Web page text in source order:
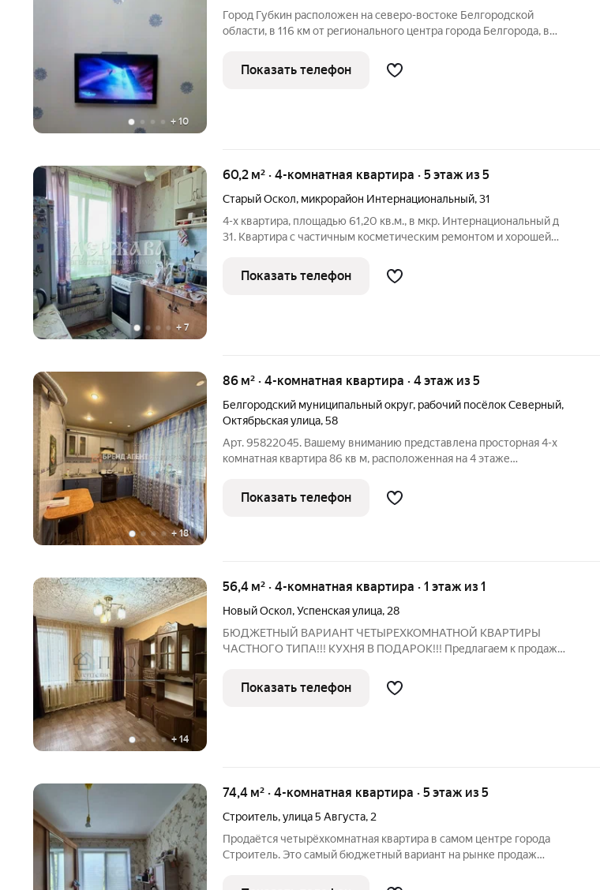
+ 10
Город Губкин расположен на северо-востоке Белгородской
области, в 116 км от регионального центра города Белгорода, в
географическое положение позволяет добраться до
вышеуказанных пунктов около 2
Показать телефон
+ 7
60,2 м² · 4-комнатная квартира · 5 этаж из 5
Старый Оскол, микрорайон Интернациональный,31
4-х квартира, площадью 61,20 кв.м., в мкр. Интернациональный д
31. Квартира с частичным косметическим ремонтом и хорошей
кладовая. Дом после капитального ремонта, расположен в
благоустроенном
Показать телефон
+ 18
86 м² · 4-комнатная квартира · 4 этаж из 5
Белгородский муниципальный округ, рабочий посёлок Северный,
Октябрьская улица,58
Арт. 95822045. Вашему вниманию представлена просторная 4-х
комнатная квартира 86 кв м, расположенная на 4 этаже
квартира точно для вас! Четыре изолированные комнаты
позволят все членам семьи
Показать телефон
+ 14
56,4 м² · 4-комнатная квартира · 1 этаж из 1
Новый Оскол,Успенская улица, 28
БЮДЖЕТНЫЙ ВАРИАНТ ЧЕТЫРЕХКОМНАТНОЙ КВАРТИРЫ
ЧАСТНОГО ТИПА!!! КУХНЯ В ПОДАРОК!!! Предлагаем к продаже
цeнтpaльнoй чaсти Новoгo Oскoлa. Дом кирпичный, очень теплый,
окна большие ПВХ(тройной
Показать телефон
74,4 м² · 4-комнатная квартира · 5 этаж из 5
Строитель,улица 5 Августа, 2
Продаётся четырёхкомнатная квартира в самом центре города
Строитель. Это самый бюджетный вариант на рынке продаж
находится в шаговой доступности. Документы готовы к сделке.